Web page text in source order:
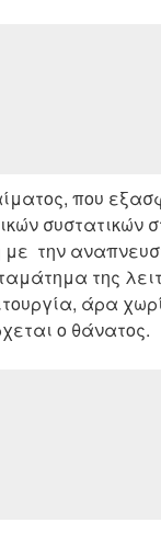
που
την
της
άρα
ο θάνατος.